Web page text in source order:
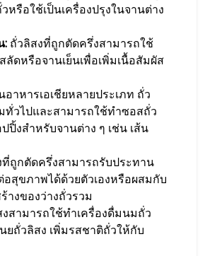
หรือใช้เป็นเครื่องปรุงในจานต่าง
: ถั่วลิสงที่ถูกตัดครึ่งสามารถใช้
ลัดหรือจานเย็นเพื่อเพิ่มเนื้อสัมผัส
อาหารเอเชียหลายประเภท ถั่ว
ทั่วไปและสามารถใช้ทำซอสถั่ว
ปิ้งสำหรับจานต่าง ๆ เช่น เส้น
ที่ถูกตัดครึ่งสามารถรับประทาน
อสุขภาพได้ด้วยตัวเองหรือผสมกับ
างของว่างถั่วรวม
สามารถใช้ทำเครื่องดื่มนมถั่ว
ยถั่วลิสง เพิ่มรสชาติถั่วให้กับ